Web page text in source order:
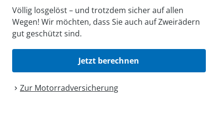
Völlig losgelöst – und trotzdem sicher auf allen
Wegen! Wir möchten, dass Sie auch auf Zweirädern
gut geschützt sind.
Jetzt berechnen
Zur Motorrad­versicherung